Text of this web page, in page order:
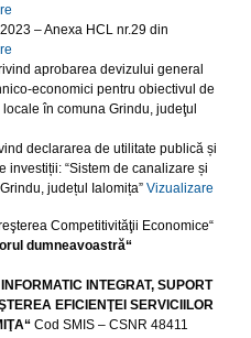
– Anexa HCL nr.29 din
aprobarea devizului general
economici pentru obiectivul de
în comuna Grindu, judeţul
declararea de utilitate publică și
investiții: “Sistem de canalizare și
județul Ialomița” Vizualizare
Competitivităţii Economice“
dumneavoastră“
INTEGRAT, SUPORT
EFICIENŢEI SERVICIILOR
Cod SMIS – CSNR 48411